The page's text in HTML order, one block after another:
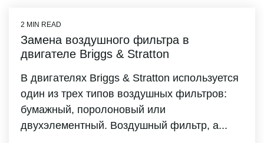
2 MIN READ
Замена воздушного фильтра в
двигателе Briggs & Stratton
В двигателях Briggs & Stratton используется
один из трех типов воздушных фильтров:
бумажный, поролоновый или
двухэлементный. Воздушный фильтр, а...